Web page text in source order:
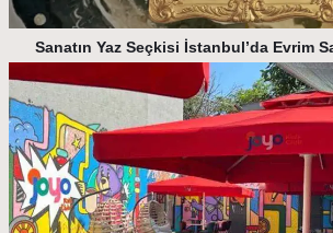
Sanatın Yaz Seçkisi İstanbul’da Evrim